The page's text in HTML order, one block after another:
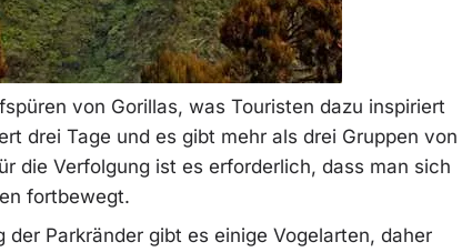
von Gorillas, was Touristen dazu inspiriert
drei Tage und es gibt mehr als drei Gruppen von
die Verfolgung ist es erforderlich, dass man sich
fortbewegt.
Parkränder gibt es einige Vogelarten, daher